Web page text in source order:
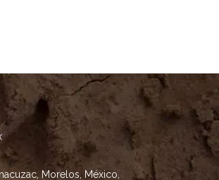
Morelos, México,